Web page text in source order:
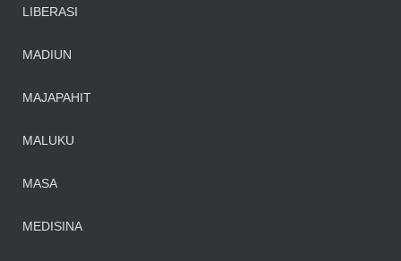
LIBERASI
MADIUN
MAJAPAHIT
MALUKU
MASA
MEDISINA